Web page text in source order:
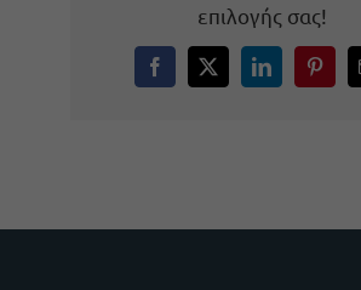
επιλογής σας!
Facebook
X LinkedIn